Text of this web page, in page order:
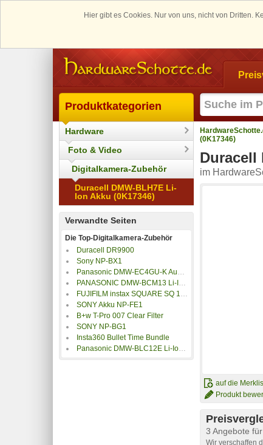
Hier gibt es Cookies. Nur von uns, nicht von Dritten.
Produktkategorien
Hardware
Foto & Video
Digitalkamera-Zubehör
Duracell DMW-BLH7E Li-
Ion Akku (0K17346)
Verwandte Seiten
Die Top-Digitalkamera-Zubehör
Duracell DR9900
Sony NP-BX1
Panasonic DMW-EC4GU-K Augenmuschel für Lumix G9
PANASONIC DMW-BCM13 Li-Ion-Akku
FUJIFILM instax SQUARE SQ 1 Kameratasche
SONY Akku NP-FE1
B+w T-Pro 007 Clear Filter
SONY NP-BG1
Insta360 Bullet Time Bundle
Panasonic DMW-BLC12E Li-Ionen Akku
(0K17346)
Duracell
im
auf die
Produkt
3 Angebote
Wir verschaffen